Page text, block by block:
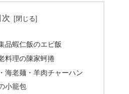
次
品蝦仁飯のエビ飯
料理の陳家蚵捲
海老麺・羊肉チャーハン
小籠包